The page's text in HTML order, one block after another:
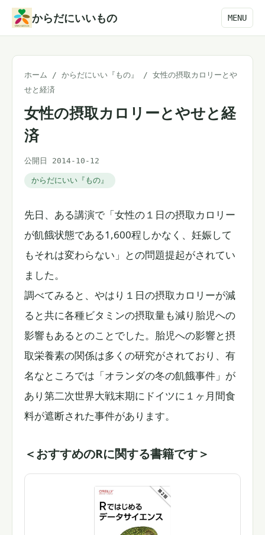
からだにいいもの MENU
ホーム / からだにいい『もの』 / 女性の摂取カロリーとや
せと経済
女性の摂取カロリーとやせと経
済
公開日 2014-10-12
からだにいい『もの』
先日、ある講演で「女性の１日の摂取カロリー
が飢餓状態である1,600程しかなく、妊娠して
もそれは変わらない」との問題提起がされてい
ました。
調べてみると、やはり１日の摂取カロリーが減
ると共に各種ビタミンの摂取量も減り胎児への
影響もあるとのことでした。胎児への影響と摂
取栄養素の関係は多くの研究がされており、有
名なところでは「オランダの冬の飢餓事件」が
あり第二次世界大戦末期にドイツに１ヶ月間食
料が遮断された事件があります。
＜おすすめのRに関する書籍です＞